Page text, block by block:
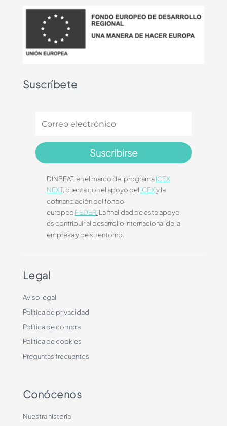
Suscríbete
Suscribirse
DINBEAT, en el marco del programaICEX
NEXT, cuenta con el apoyo del ICEXy la
cofinanciación del fondo
europeo FEDER. La finalidad de este apoyo
es contribuir al desarrollo internacional de la
empresa y de su entorno.
Legal
Aviso legal
Política de privacidad
Política de compra
Política de cookies
Preguntas frecuentes
Conócenos
Nuestra historia